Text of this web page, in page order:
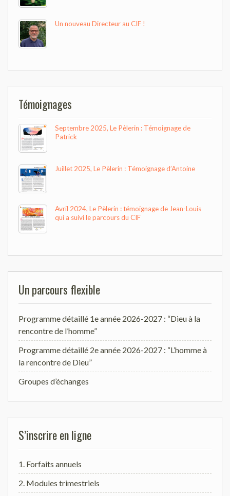
Un nouveau Directeur au CIF !
Témoignages
Septembre 2025, Le Pèlerin : Témoignage de
Patrick
Juillet 2025, Le Pèlerin : Témoignage d’Antoine
Avril 2024, Le Pèlerin : témoignage de Jean-Louis
qui a suivi le parcours du CIF
Un parcours flexible
Programme détaillé 1e année 2026-2027 : “Dieu à la
rencontre de l’homme”
Programme détaillé 2e année 2026-2027 : “L’homme à
la rencontre de Dieu”
Groupes d’échanges
S’inscrire en ligne
1. Forfaits annuels
2. Modules trimestriels